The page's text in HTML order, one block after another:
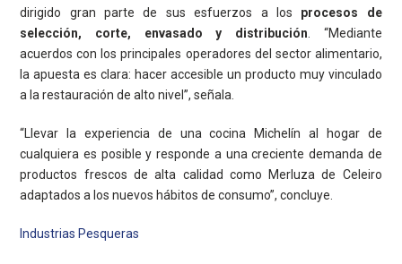
dirigido gran parte de sus esfuerzos a los procesos de
selección, corte, envasado y distribución . “Mediante
acuerdos con los principales operadores del sector alimentario,
la apuesta es clara: hacer accesible un producto muy vinculado
a la restauración de alto nivel”, señala.
“Llevar la experiencia de una cocina Michelín al hogar de
cualquiera es posible y responde a una creciente demanda de
productos frescos de alta calidad como Merluza de Celeiro
adaptados a los nuevos hábitos de consumo”, concluye.
Industrias Pesqueras